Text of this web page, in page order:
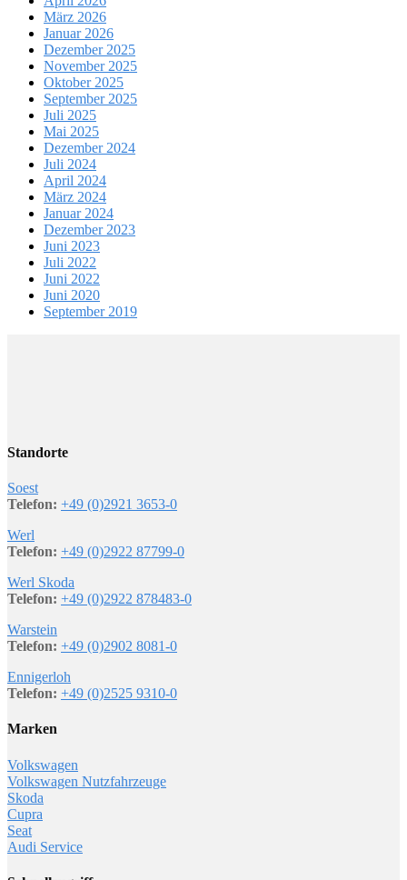
März 2026
Januar 2026
Dezember 2025
November 2025
Oktober 2025
September 2025
Juli 2025
Mai 2025
Dezember 2024
Juli 2024
April 2024
März 2024
Januar 2024
Dezember 2023
Juni 2023
Juli 2022
Juni 2022
Juni 2020
September 2019
Standorte
Soest
Telefon: +49 (0)2921 3653-0
Werl
Telefon: +49 (0)2922 87799-0
Werl Skoda
Telefon: +49 (0)2922 878483-0
Warstein
Telefon: +49 (0)2902 8081-0
Ennigerloh
Telefon: +49 (0)2525 9310-0
Marken
Volkswagen
Volkswagen Nutzfahrzeuge
Skoda
Cupra
Seat
Audi Service